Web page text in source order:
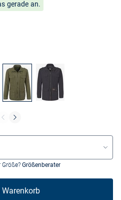
gerade an.
Größenberater
Warenkorb